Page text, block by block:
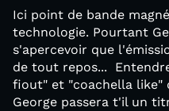
Ici point de bande
technologie. Pourtant
s'apercevoir que
de tout repos...
fiout" et "coachella like"
George passera t'il un